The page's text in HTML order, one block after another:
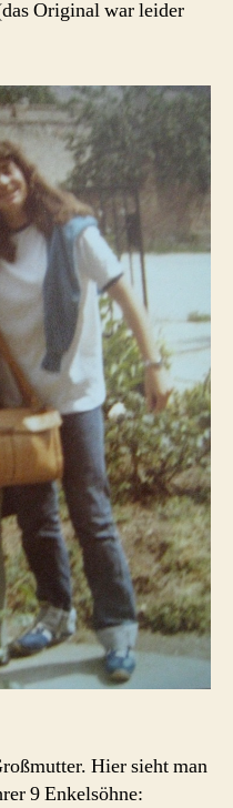
Original war leider
Hier sieht man
9 Enkelsöhne: